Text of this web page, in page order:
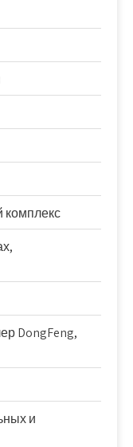
комплекс
DongFeng,
и